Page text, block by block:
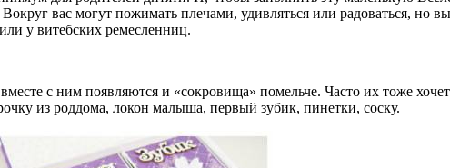
вас могут пожимать плечами, удивляться или радоваться, но
у витебских ремесленниц.
с ним появляются и «сокровища» помельче. Часто их тоже
из роддома, локон малыша, первый зубик, пинетки, соску.